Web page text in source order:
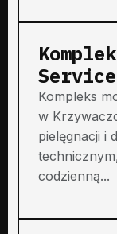
Kompleks
w
pielęgnacji i
codzienną...